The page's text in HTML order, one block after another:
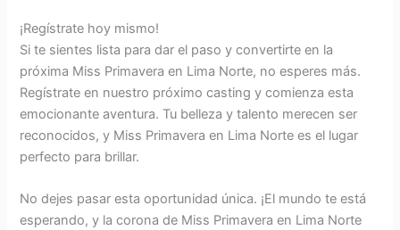
¡Regístrate hoy mismo!
Si te sientes lista para dar el paso y convertirte en la
próxima Miss Primavera en Lima Norte, no esperes más.
Regístrate en nuestro próximo casting y comienza esta
emocionante aventura. Tu belleza y talento merecen ser
reconocidos, y Miss Primavera en Lima Norte es el lugar
perfecto para brillar.
No dejes pasar esta oportunidad única. ¡El mundo te está
esperando, y la corona de Miss Primavera en Lima Norte